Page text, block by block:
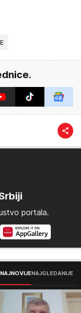
portala.
NAJNOVIJENAJGLEDANIJE